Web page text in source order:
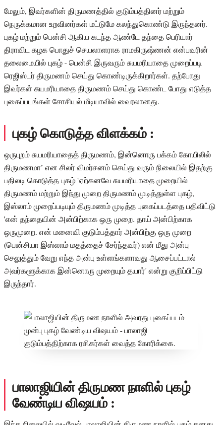
மேலும், இவர்களின் திருமணத்தில் குடும்பத்தினர் மற்றும்
நெருக்கமான உறவினர்கள் மட்டுமே கலந்துகொண்டு இருந்தனர்.
புகழ் மற்றும் பென்சி ஆகிய கடந்த ஆண்டே தந்தை பெரியார்
திராவிட கழக பொதுச் செயலாளராக ராமகிருஷ்ணன் என்பவரின்
தலைமையில் புகழ் - பென்சி இருவரும் சுயமரியாதை முறைப்படி
ரெஜிஸ்டர் திருமணம் செய்து கொண்டிருக்கிறார்கள். தற்போது
இவர்கள் சுயமரியாதை திருமணம் செய்து கொண்ட போது எடுத்த
புகைப்படங்கள் சோசியல் மீடியாவில் வைரலானது.
புகழ் கொடுத்த விளக்கம் :
ஒருபுறம் சுயமரியாதைத் திருமணம், இன்னொரு பக்கம் கோயிலில்
திருமணமா’ என சிலர் விமர்சனம் செய்து வரும் நிலையில் இதற்கு
பதிலடி கொடுத்த புகழ் 'ஏற்கனவே சுயமரியாதை முறையில்
திருமணம் மற்றும் இந்து முறை திருமணம் முடித்துள்ள புகழ்,
இஸ்லாம் முறைப்படியும் திருமணம் முடித்த புகைப்படத்தை பதிவிட்டு
'என் தந்தையின் அன்பிற்காக ஒரு முறை. தாய் அன்பிற்காக
ஒருமுறை. என் மனைவி குடும்பத்தார் அன்பிற்கு ஒரு முறை
(பென்சியா இஸ்லாம் மதத்தைச் சேர்ந்தவர்) என் மீது அன்பு
செலுத்தும் வேறு எந்த அன்பு உள்ளங்களாவது ஆசைப்பட்டால்
அவர்களூக்காக இன்னொரு முறையும் தயார்' என்று குறிப்பிட்டு
இருந்தார்.
பாலாஜியின் திருமண நாளில் புகழ்
வேண்டிய விஷயம் :